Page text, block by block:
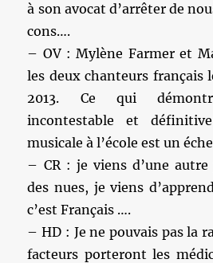
à son avocat d’arrêter de
cons….
– OV : Mylène Farmer et
les deux chanteurs français
2013. Ce qui
incontestable et
musicale à l’école est un
– CR : je viens d’une
des nues, je viens
c’est Français ….
– HD : Je ne pouvais pas la
facteurs porteront les